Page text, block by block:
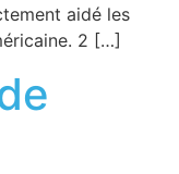
aidé les
2 […]